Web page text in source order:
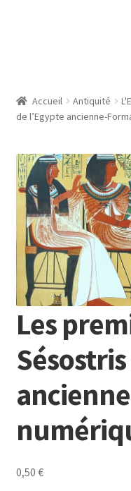
Accueil Antiquité
de l’Egypte ancienne-
Les
0,50 €